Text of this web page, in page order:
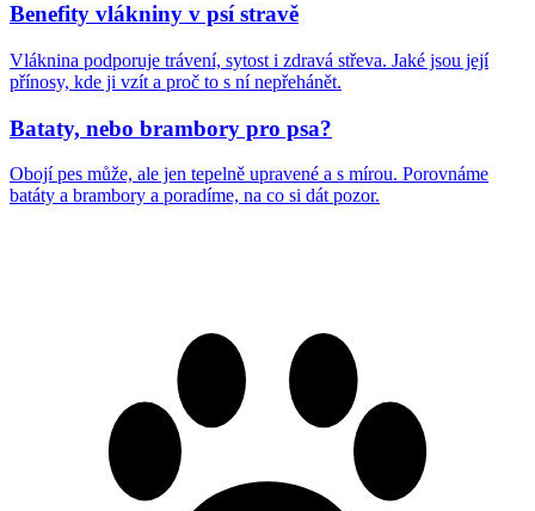
Benefity vlákniny v psí stravě
Vláknina podporuje trávení, sytost i zdravá střeva. Jaké jsou její
přínosy, kde ji vzít a proč to s ní nepřehánět.
Bataty, nebo brambory pro psa?
Obojí pes může, ale jen tepelně upravené a s mírou. Porovnáme
batáty a brambory a poradíme, na co si dát pozor.